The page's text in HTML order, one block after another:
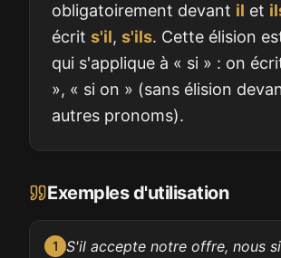
obligatoirement devant il et
écrit s'il, s'ils. Cette élision
qui s'applique à « si » : on
», « si on » (sans élision
autres pronoms).
Exemples d'utilisation
1 S'il accepte notre offre, nous